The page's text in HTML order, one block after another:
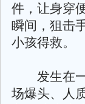
件，让身穿
瞬间，狙击
小孩得救。
发生在一
场爆头、人